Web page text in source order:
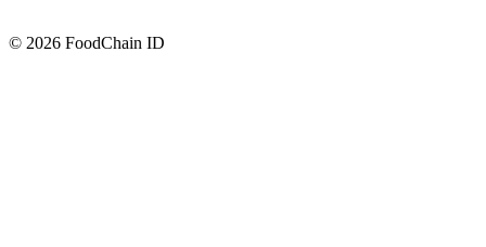
© 2026 FoodChain ID